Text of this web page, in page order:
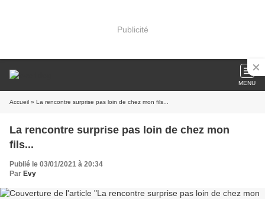
Publicité
MENU
Accueil » La rencontre surprise pas loin de chez mon fils...
La rencontre surprise pas loin de chez mon
fils...
Publié le 03/01/2021 à 20:34
Par Evy